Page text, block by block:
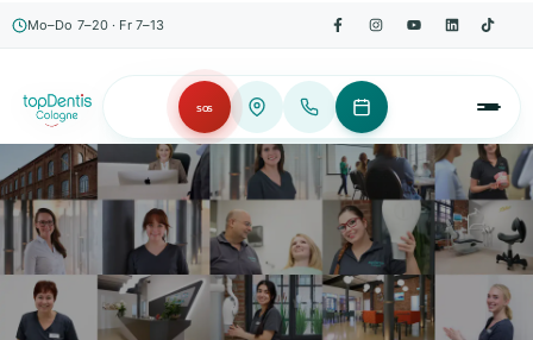
Mo–Do 7–20 · Fr 7–13
SOS